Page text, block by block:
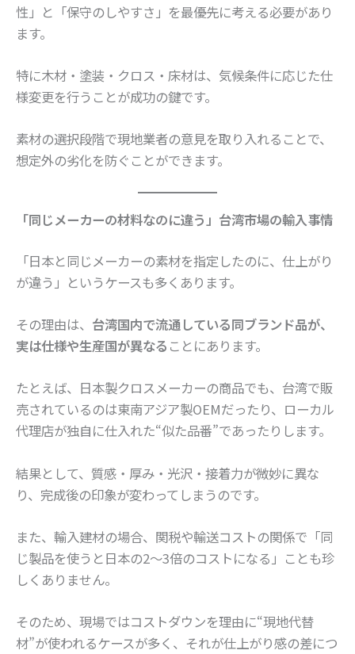
性」と「保守のしやすさ」を最優先に考える必要があり
ます。
特に木材・塗装・クロス・床材は、気候条件に応じた仕
様変更を行うことが成功の鍵です。
素材の選択段階で現地業者の意見を取り入れることで、
想定外の劣化を防ぐことができます。
「同じメーカーの材料なのに違う」台湾市場の輸入事情
「日本と同じメーカーの素材を指定したのに、仕上がり
が違う」というケースも多くあります。
その理由は、 台湾国内で流通している同ブランド品が、
実は仕様や生産国が異なる ことにあります。
たとえば、日本製クロスメーカーの商品でも、台湾で販
売されているのは東南アジア製OEMだったり、ローカル
代理店が独自に仕入れた“似た品番”であったりします。
結果として、質感・厚み・光沢・接着力が微妙に異な
り、完成後の印象が変わってしまうのです。
また、輸入建材の場合、関税や輸送コストの関係で「同
じ製品を使うと日本の2〜3倍のコストになる」ことも珍
しくありません。
そのため、現場ではコストダウンを理由に“現地代替
材”が使われるケースが多く、それが仕上がり感の差につ